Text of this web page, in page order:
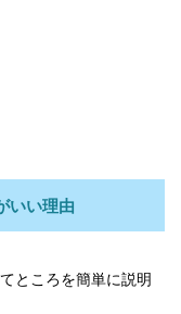
いい理由
ところを簡単に説明